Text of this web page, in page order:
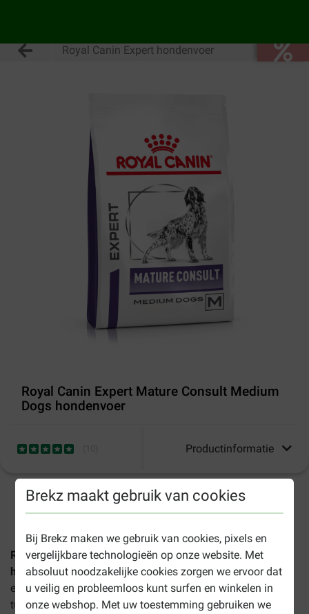
Brekz maakt gebruik van cookies
Bij Brekz maken we gebruik van cookies, pixels en
vergelijkbare technologieën op onze website. Met
absoluut noodzakelijke cookies zorgen we ervoor dat
u veilig en probleemloos kunt surfen en winkelen in
onze webshop. Met uw toestemming gebruiken we
Royal Canin Expert hondenvoer
Royal Canin Expert Mature Consult Medium
Dogs hondenvoer
Productinformatie
1-3 werkdagen levertijd, tenzij anders aangegeven
Royal Canin Expert Mature Consult Medium Dogs
hondenvoeris speciaal samengesteld om de gezondheid
en vitaliteit van uw ouder wordende, middelgrote hond
tussen 10 en 25 kg te ondersteunen.